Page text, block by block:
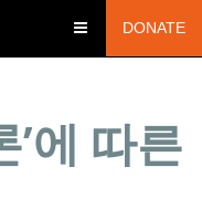
DONATE
’에 따른